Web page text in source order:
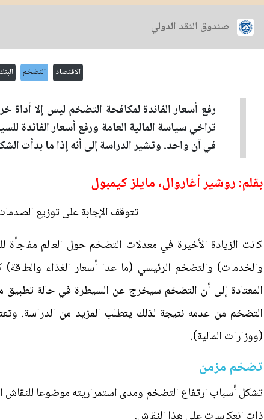
صندوق النقد الدولي
الاقتصاد التضخم
رفع أسعار الفائدة لمكافحة التضخم ليس إلا أداة
تراخي سياسة المالية العامة ورفع أسعار
في آن واحد. وتشير الدراسة إلى أنه إذا ما بدأت
بقلم: روشير أغاروال، مايلز كيمبول
تتوقف الإجابة على توزيع
والخدمات) والتضخم الرئيسي (ما عدا أسعار الغذاء
المعتادة إلى أن التضخم سيخرج عن السيطرة في حالة تطبيق
التضخم من عدمه نتيجة لذلك يتطلب المزيد من الدراسة.
(ووزارات المالية).
تضخم مزمن
تشكل أسباب ارتفاع التضخم ومدى استمراريته موضوعا للنقاش